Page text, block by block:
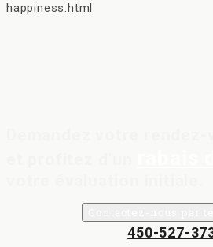
happiness.html
450-527-